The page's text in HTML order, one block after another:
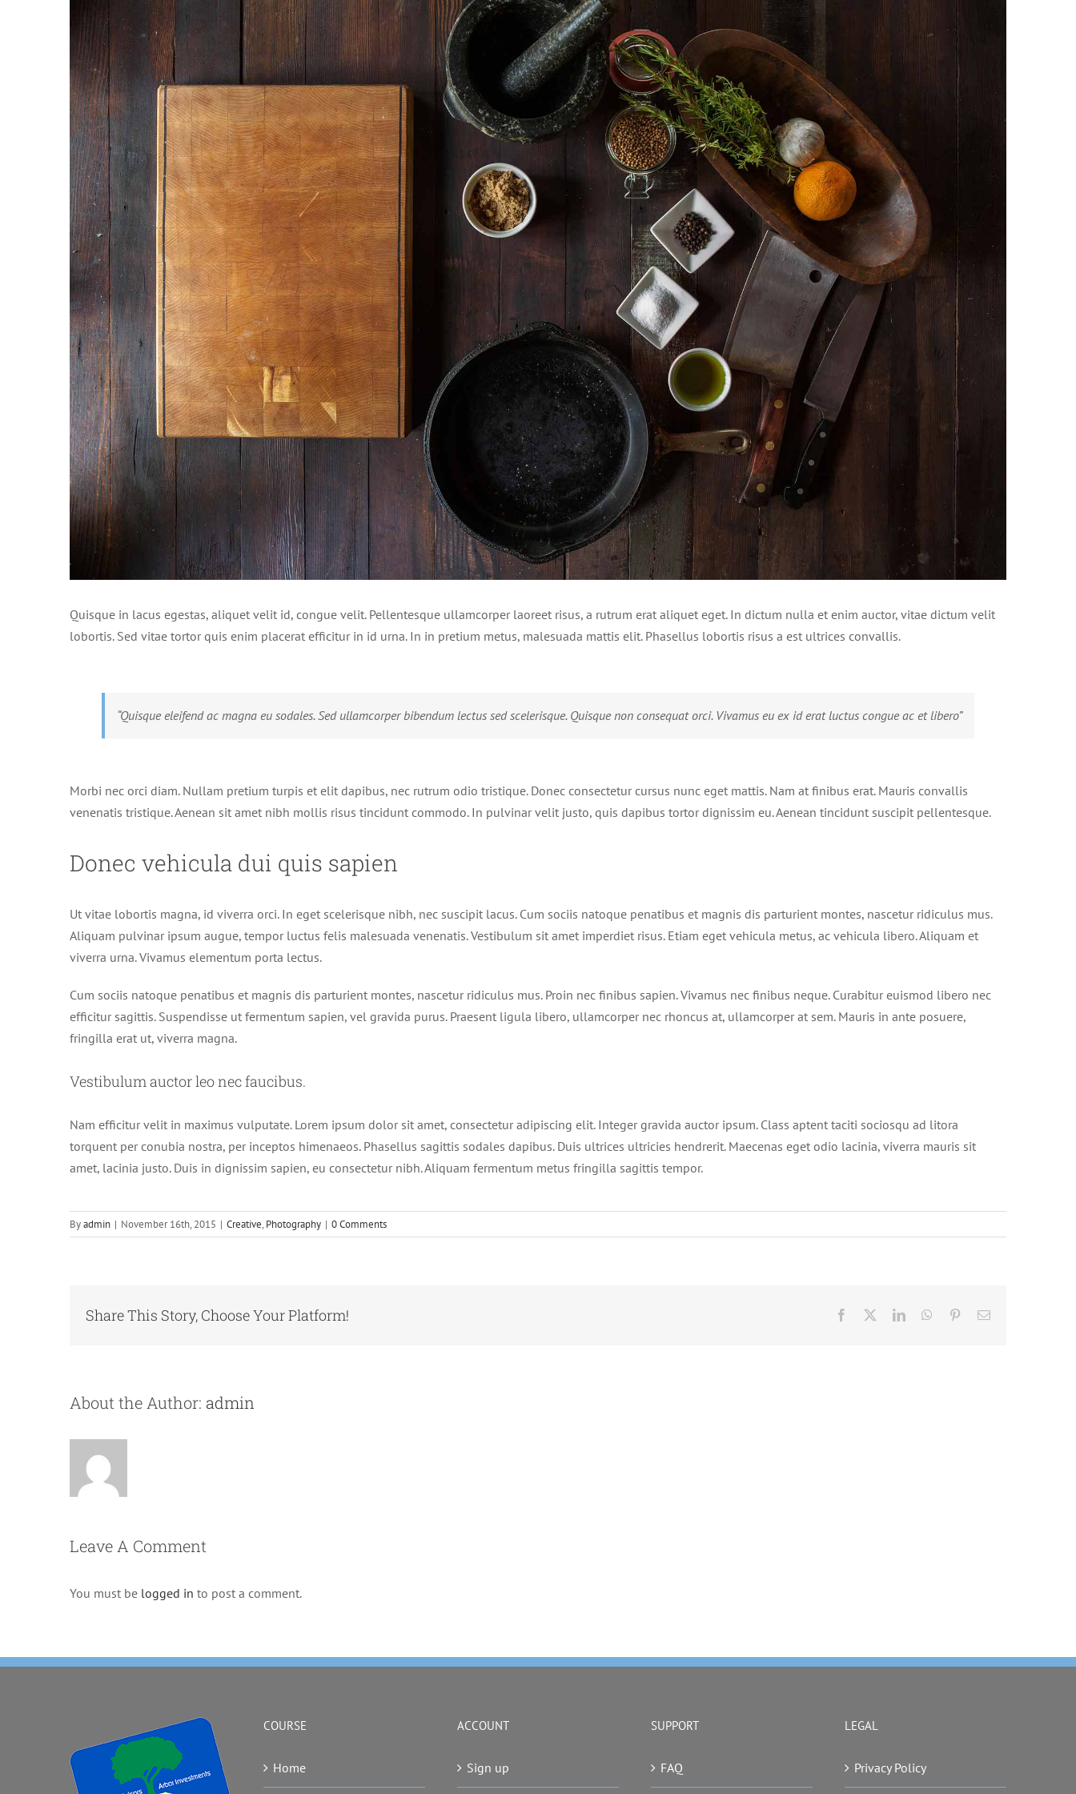
Quisque in lacus egestas, aliquet velit id, congue velit. Pellentesque ullamcorper laoreet risus, a rutrum erat aliquet eget. In dictum nulla et enim auctor, vitae dictum velit
lobortis. Sed vitae tortor quis enim placerat efficitur in id urna. In in pretium metus, malesuada mattis elit. Phasellus lobortis risus a est ultrices convallis.
“Quisque eleifend ac magna eu sodales. Sed ullamcorper bibendum lectus sed scelerisque. Quisque non consequat orci. Vivamus eu ex id erat luctus congue ac et libero”
Morbi nec orci diam. Nullam pretium turpis et elit dapibus, nec rutrum odio tristique. Donec consectetur cursus nunc eget mattis. Nam at finibus erat. Mauris convallis
venenatis tristique. Aenean sit amet nibh mollis risus tincidunt commodo. In pulvinar velit justo, quis dapibus tortor dignissim eu. Aenean tincidunt suscipit pellentesque.
Donec vehicula dui quis sapien
Ut vitae lobortis magna, id viverra orci. In eget scelerisque nibh, nec suscipit lacus. Cum sociis natoque penatibus et magnis dis parturient montes, nascetur ridiculus mus.
Aliquam pulvinar ipsum augue, tempor luctus felis malesuada venenatis. Vestibulum sit amet imperdiet risus. Etiam eget vehicula metus, ac vehicula libero. Aliquam et
viverra urna. Vivamus elementum porta lectus.
Cum sociis natoque penatibus et magnis dis parturient montes, nascetur ridiculus mus. Proin nec finibus sapien. Vivamus nec finibus neque. Curabitur euismod libero nec
efficitur sagittis. Suspendisse ut fermentum sapien, vel gravida purus. Praesent ligula libero, ullamcorper nec rhoncus at, ullamcorper at sem. Mauris in ante posuere,
fringilla erat ut, viverra magna.
Vestibulum auctor leo nec faucibus.
Nam efficitur velit in maximus vulputate. Lorem ipsum dolor sit amet, consectetur adipiscing elit. Integer gravida auctor ipsum. Class aptent taciti sociosqu ad litora
torquent per conubia nostra, per inceptos himenaeos. Phasellus sagittis sodales dapibus. Duis ultrices ultricies hendrerit. Maecenas eget odio lacinia, viverra mauris sit
amet, lacinia justo. Duis in dignissim sapien, eu consectetur nibh. Aliquam fermentum metus fringilla sagittis tempor.
Byadmin | November 16th, 2015 | Creative, Photography | 0 Comments
Share This Story, Choose Your Platform! Facebook LinkedInWhatsApp
PinterestEmail
About the Author: admin
Leave A Comment
You must be logged in to post a comment.
COURSE
Home
ACCOUNT
Sign up
SUPPORT
FAQ
LEGAL
Privacy Policy